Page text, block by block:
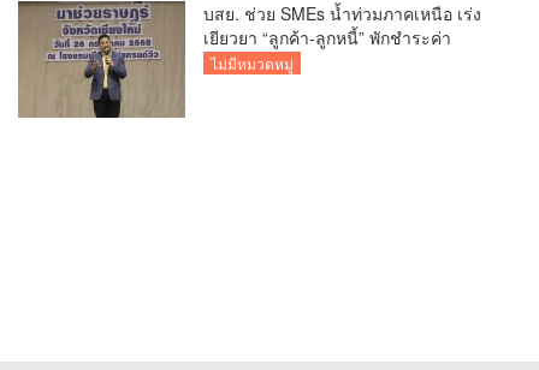
บสย. ช่วย SMEs น้ำท่วมภาคเหนือ เร่ง
เยียวยา “ลูกค้า-ลูกหนี้” พักชำระค่า
ธรรมเนียม-ค่างวด
ไม่มีหมวดหมู่